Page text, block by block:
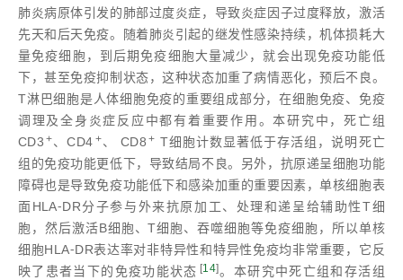
肺炎病原体引发的肺部过度炎症，导致炎症因子过度释放，激活
先天和后天免疫。随着肺炎引起的继发性感染持续，机体损耗大
量免疫细胞，到后期免疫细胞大量减少，就会出现免疫功能低
下，甚至免疫抑制状态，这种状态加重了病情恶化，预后不良。
T淋巴细胞是人体细胞免疫的重要组成部分，在细胞免疫、免疫
调理及全身炎症反应中都有着重要作用。本研究中，死亡组
CD3 +、CD4 +、 CD8 + T细胞计数显著低于存活组，说明死亡
组的免疫功能更低下，导致结局不良。另外，抗原递呈细胞功能
障碍也是导致免疫功能低下和感染加重的重要因素，单核细胞表
面HLA⁃DR分子参与外来抗原加工、处理和递呈给辅助性T细
胞，然后激活B细胞、T细胞、吞噬细胞等免疫细胞，所以单核
细胞HLA⁃DR表达率对非特异性和特异性免疫均非常重要，它反
映了患者当下的免疫功能状态 [14]。本研究中死亡组和存活组